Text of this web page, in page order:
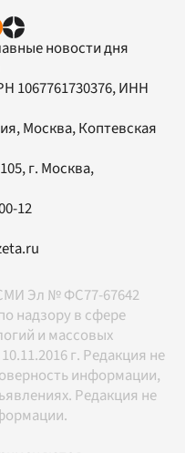
новости дня
1067761730376, ИНН
Москва, Коптевская
, г. Москва,
12
Эл № ФС77-67642
надзору в сфере
и массовых
г. Редакция не
информации,
Редакция не